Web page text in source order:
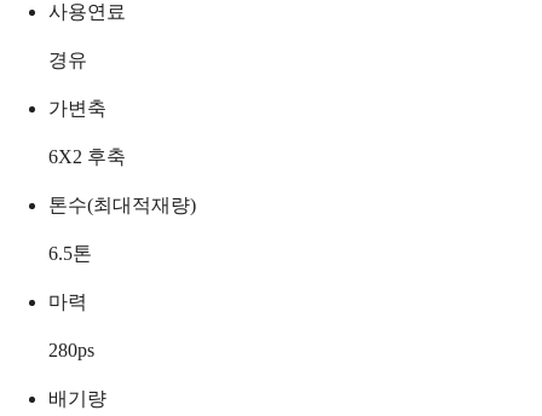
사용연료
경유
가변축
6X2 후축
톤수(최대적재량)
6.5톤
마력
280ps
배기량